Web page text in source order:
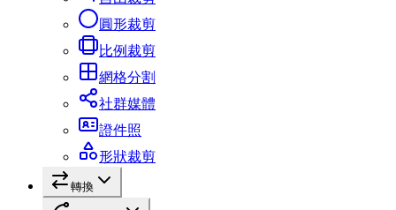
圓形裁剪
比例裁剪
網格分割
社群媒體
證件照
形狀裁剪
轉換